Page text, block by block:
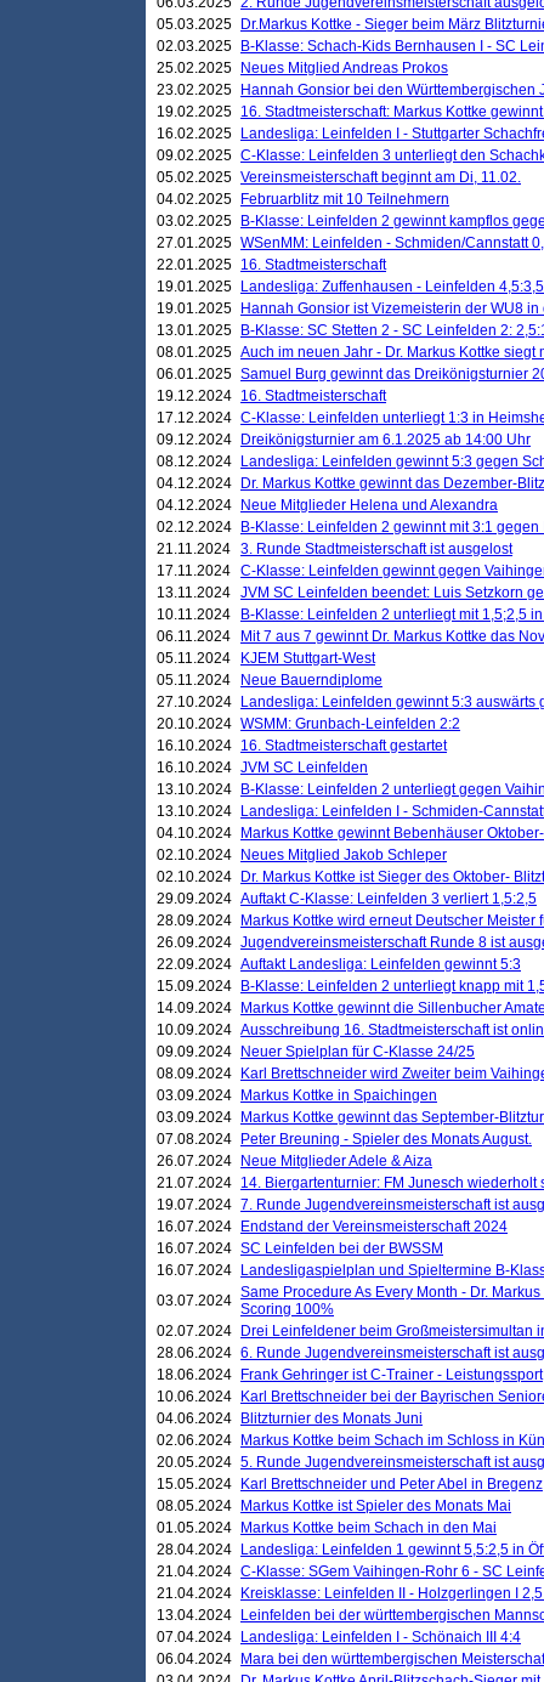
05.03.2025
Dr.Markus Kottke - Sieger beim März
02.03.2025
B-Klasse: Schach-Kids Bernhausen I - SC
25.02.2025
Neues Mitglied Andreas Prokos
23.02.2025
Hannah Gonsior bei den Württembergischen
19.02.2025 16. Stadtmeisterschaft: Markus Kottke
16.02.2025
Landesliga: Leinfelden I - Stuttgarter
09.02.2025 C-Klasse: Leinfelden 3 unterliegt den
05.02.2025 Vereinsmeisterschaft beginnt am Di, 11.02.
04.02.2025
Februarblitz mit 10 Teilnehmern
03.02.2025
B-Klasse: Leinfelden 2 gewinnt kampflos
27.01.2025 WSenMM: Leinfelden - Schmiden/Cannstatt
22.01.2025 16. Stadtmeisterschaft
19.01.2025
Landesliga: Zuffenhausen - Leinfelden 4,5:3,5
19.01.2025
Hannah Gonsior ist Vizemeisterin der WU8 in
13.01.2025
B-Klasse: SC Stetten 2 - SC Leinfelden 2:
08.01.2025 Auch im neuen Jahr - Dr. Markus Kottke
06.01.2025 Samuel Burg gewinnt das Dreikönigsturnier
19.12.2024 16. Stadtmeisterschaft
17.12.2024 C-Klasse: Leinfelden unterliegt 1:3 in
09.12.2024
Dreikönigsturnier am 6.1.2025 ab 14:00 Uhr
08.12.2024
Landesliga: Leinfelden gewinnt 5:3 gegen
04.12.2024
Dr. Markus Kottke gewinnt das Dezember-
04.12.2024
Neue Mitglieder Helena und Alexandra
02.12.2024
B-Klasse: Leinfelden 2 gewinnt mit 3:1
21.11.2024 3. Runde Stadtmeisterschaft ist ausgelost
17.11.2024 C-Klasse: Leinfelden gewinnt gegen
13.11.2024 JVM SC Leinfelden beendet: Luis Setzkorn
10.11.2024
B-Klasse: Leinfelden 2 unterliegt mit 1,5;2,5
06.11.2024
Mit 7 aus 7 gewinnt Dr. Markus Kottke das
05.11.2024
KJEM Stuttgart-West
05.11.2024
Neue Bauerndiplome
27.10.2024
Landesliga: Leinfelden gewinnt 5:3 auswärts
20.10.2024 WSMM: Grunbach-Leinfelden 2:2
16.10.2024 16. Stadtmeisterschaft gestartet
16.10.2024 JVM SC Leinfelden
13.10.2024
B-Klasse: Leinfelden 2 unterliegt gegen
13.10.2024
Landesliga: Leinfelden I - Schmiden-
04.10.2024
Markus Kottke gewinnt Bebenhäuser
02.10.2024
Neues Mitglied Jakob Schleper
02.10.2024
Dr. Markus Kottke ist Sieger des Oktober-
29.09.2024 Auftakt C-Klasse: Leinfelden 3 verliert 1,5:2,5
28.09.2024
Markus Kottke wird erneut Deutscher Meister
26.09.2024 Jugendvereinsmeisterschaft Runde 8 ist
22.09.2024 Auftakt Landesliga: Leinfelden gewinnt 5:3
15.09.2024
B-Klasse: Leinfelden 2 unterliegt knapp mit
14.09.2024
Markus Kottke gewinnt die Sillenbucher
10.09.2024 Ausschreibung 16. Stadtmeisterschaft ist
09.09.2024
Neuer Spielplan für C-Klasse 24/25
08.09.2024
Karl Brettschneider wird Zweiter beim
03.09.2024
Markus Kottke in Spaichingen
03.09.2024
Markus Kottke gewinnt das September-
07.08.2024
Peter Breuning - Spieler des Monats August.
26.07.2024
Neue Mitglieder Adele & Aiza
21.07.2024 14. Biergartenturnier: FM Junesch wiederholt
19.07.2024 7. Runde Jugendvereinsmeisterschaft ist
16.07.2024
Endstand der Vereinsmeisterschaft 2024
16.07.2024 SC Leinfelden bei der BWSSM
16.07.2024
Landesligaspielplan und Spieltermine B-
03.07.2024 Same Procedure As Every Month - Dr.
Scoring 100%
02.07.2024
Drei Leinfeldener beim Großmeistersimultan
28.06.2024 6. Runde Jugendvereinsmeisterschaft ist
18.06.2024
Frank Gehringer ist C-Trainer - Leistungssport
10.06.2024
Karl Brettschneider bei der Bayrischen
04.06.2024
Blitzturnier des Monats Juni
02.06.2024
Markus Kottke beim Schach im Schloss in
20.05.2024 5. Runde Jugendvereinsmeisterschaft ist
15.05.2024
Karl Brettschneider und Peter Abel in Bregenz
08.05.2024
Markus Kottke ist Spieler des Monats Mai
01.05.2024
Markus Kottke beim Schach in den Mai
28.04.2024
Landesliga: Leinfelden 1 gewinnt 5,5:2,5 in
21.04.2024 C-Klasse: SGem Vaihingen-Rohr 6 - SC
21.04.2024
Kreisklasse: Leinfelden II - Holzgerlingen I
13.04.2024
Leinfelden bei der württembergischen
07.04.2024
Landesliga: Leinfelden I - Schönaich III 4:4
06.04.2024
Mara bei den württembergischen